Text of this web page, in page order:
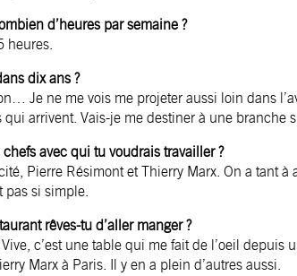
d’heures par semaine ?
heures.
dix ans ?
Je ne me vois me projeter aussi loin dans
qui arrivent. Vais-je me destiner à une branche
avec qui tu voudrais travailler ?
Pierre Résimont et Thierry Marx. On a tant
pas si simple.
rêves-tu d’aller manger ?
Vive, c’est une table qui me fait de l’oeil
Marx à Paris. Il y en a plein d’autres aussi.